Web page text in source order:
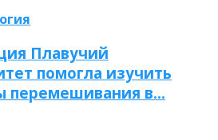
Плавучий
помогла изучить
перемешивания в…